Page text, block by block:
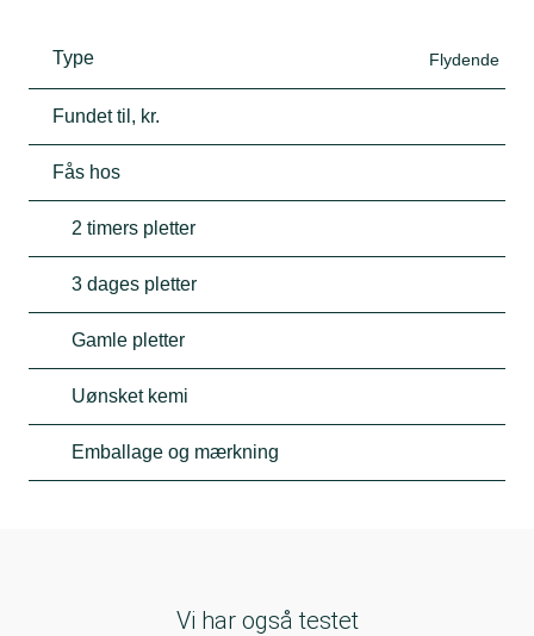
Type Flydende
Fundet til, kr.
Fås hos
2 timers pletter
3 dages pletter
Gamle pletter
Uønsket kemi
Emballage og mærkning
Vi har også testet